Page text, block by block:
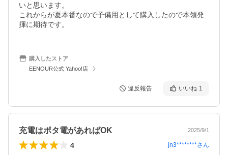
いと思います。
これからが夏本番なので予備用として購入したので本領発
揮に期待です。
購入したストア
EENOUR公式 Yahoo!店
違反報告 いいね 1
充電はポタ電があればOK 2025/9/1
4 jn3********さん